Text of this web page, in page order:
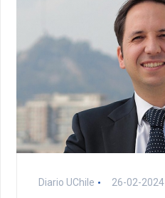
Diario UChile 26-02-2024